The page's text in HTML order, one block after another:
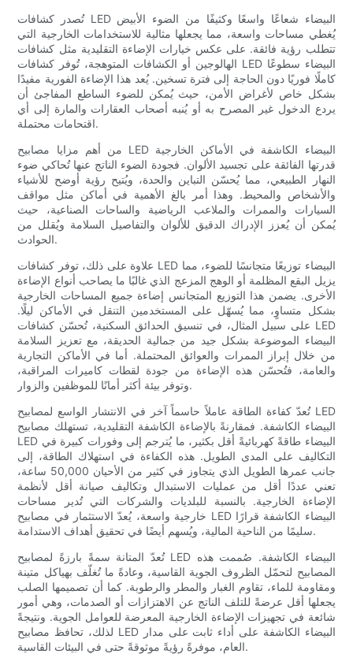
تُصدر كشافات LED البيضاء شعاعًا واسعًا وكثيفًا من الضوء الأبيض
يُغطي مساحات واسعة، مما يجعلها مثالية للاستخدامات الخارجية التي
تتطلب رؤية فائقة. على عكس خيارات الإضاءة التقليدية مثل كشافات
الهالوجين أو الكشافات المتوهجة، تُوفر كشافات LED البيضاء سطوعًا
كاملًا فوريًا دون الحاجة إلى فترة تسخين. يُعد هذا الإضاءة الفورية مفيدًا
بشكل خاص لأغراض الأمن، حيث يُمكن للضوء الساطع المفاجئ أن
يردع الدخول غير المصرح به أو يُنبه أصحاب العقارات والمارة إلى أي
اقتحامات محتملة.
من أهم مزايا مصابيح LED البيضاء الكاشفة في الأماكن الخارجية
قدرتها الفائقة على تجسيد الألوان. فجودة الضوء الناتج عنها تُحاكي ضوء
النهار الطبيعي، مما يُحسّن التباين والحدة، ويُتيح رؤية أوضح للأشياء
والأشخاص والمحيط. وهذا أمر بالغ الأهمية في أماكن مثل مواقف
السيارات والممرات والملاعب الرياضية والساحات الصناعية، حيث
يُمكن أن يُعزز الإدراك الدقيق للألوان والتفاصيل السلامة ويُقلل من
الحوادث.
علاوة على ذلك، توفر كشافات LED البيضاء توزيعًا متجانسًا للضوء، مما
يزيل البقع المظلمة أو الوهج المزعج الذي غالبًا ما يصاحب أنواع الإضاءة
الأخرى. يضمن هذا التوزيع المتجانس إضاءة جميع المساحات الخارجية
بشكل متساوٍ، مما يُسهّل على المستخدمين التنقل في الأماكن ليلًا.
على سبيل المثال، في تنسيق الحدائق السكنية، تُحسّن كشافات LED
البيضاء الموضوعة بشكل جيد من جمالية الحديقة، مع تعزيز السلامة
من خلال إبراز الممرات والعوائق المحتملة. أما في الأماكن التجارية
والعامة، فتُحسّن هذه الإضاءة من جودة لقطات كاميرات المراقبة،
وتوفر بيئة أكثر أمانًا للموظفين والزوار.
تُعدّ كفاءة الطاقة عاملاً حاسماً آخر في الانتشار الواسع لمصابيح LED
البيضاء الكاشفة. فمقارنةً بالإضاءة الكاشفة التقليدية، تستهلك مصابيح
LED البيضاء طاقةً كهربائيةً أقل بكثير، ما يُترجم إلى وفورات كبيرة في
التكاليف على المدى الطويل. هذه الكفاءة في استهلاك الطاقة، إلى
جانب عمرها الطويل الذي يتجاوز في كثير من الأحيان 50,000 ساعة،
تعني عددًا أقل من عمليات الاستبدال وتكاليف صيانة أقل لأنظمة
الإضاءة الخارجية. بالنسبة للبلديات والشركات التي تُدير مساحات
خارجية واسعة، يُعدّ الاستثمار في مصابيح LED البيضاء الكاشفة قرارًا
سليمًا من الناحية المالية، ويُسهم أيضًا في تحقيق أهداف الاستدامة.
تُعدّ المتانة سمةً بارزةً لمصابيح LED البيضاء الكاشفة. صُممت هذه
المصابيح لتحمّل الظروف الجوية القاسية، وعادةً ما تُغلّف بهياكل متينة
ومقاومة للماء، تقاوم الغبار والمطر والرطوبة. كما أن تصميمها الصلب
يجعلها أقل عرضةً للتلف الناتج عن الاهتزازات أو الصدمات، وهي أمور
شائعة في تجهيزات الإضاءة الخارجية المعرضة للعوامل الجوية. ونتيجةً
لذلك، تحافظ مصابيح LED البيضاء الكاشفة على أداء ثابت على مدار
العام، موفرةً رؤيةً موثوقةً حتى في البيئات القاسية.